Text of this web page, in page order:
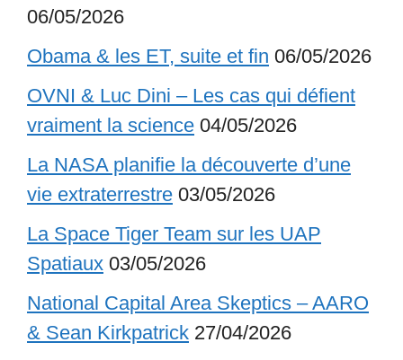
06/05/2026
Obama & les ET, suite et fin 06/05/2026
OVNI & Luc Dini – Les cas qui défient
vraiment la science 04/05/2026
La NASA planifie la découverte d’une
vie extraterrestre 03/05/2026
La Space Tiger Team sur les UAP
Spatiaux 03/05/2026
National Capital Area Skeptics – AARO
& Sean Kirkpatrick 27/04/2026